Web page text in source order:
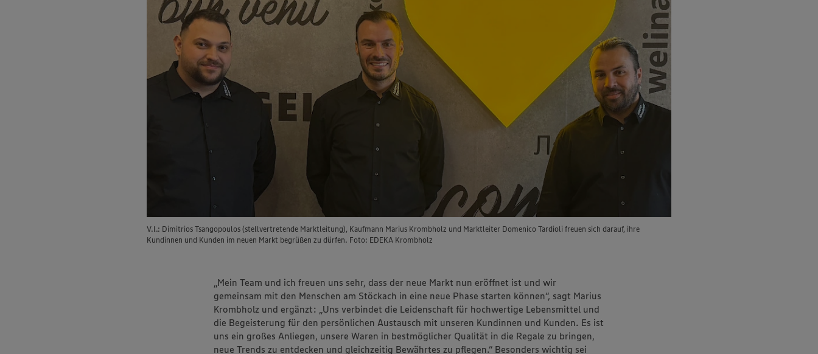
V.l.: Dimitrios Tsangopoulos (stellvertretende Marktleitung), Kaufmann Marius Krombholz und Marktleiter Domenico Tardioli freuen sich darauf, ihre
Kundinnen und Kunden im neuen Markt begrüßen zu dürfen. Foto: EDEKA Krombholz
„Mein Team und ich freuen uns sehr, dass der neue Markt nun eröffnet ist und wir
gemeinsam mit den Menschen am Stöckach in eine neue Phase starten können“, sagt Marius
Krombholz und ergänzt: „Uns verbindet die Leidenschaft für hochwertige Lebensmittel und
die Begeisterung für den persönlichen Austausch mit unseren Kundinnen und Kunden. Es ist
uns ein großes Anliegen, unsere Waren in bestmöglicher Qualität in die Regale zu bringen,
neue Trends zu entdecken und gleichzeitig Bewährtes zu pflegen.“ Besonders wichtig sei